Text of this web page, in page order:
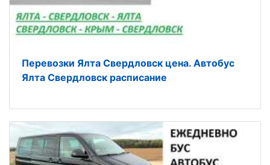
Перевозки Ялта Свердловск цена. Автобус
Ялта Свердловск расписание